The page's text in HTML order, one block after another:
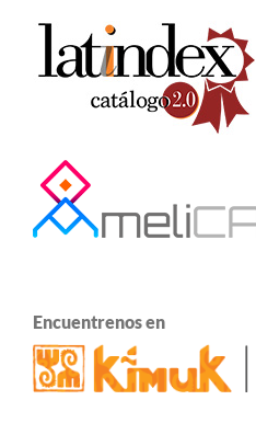
Encuentrenos en